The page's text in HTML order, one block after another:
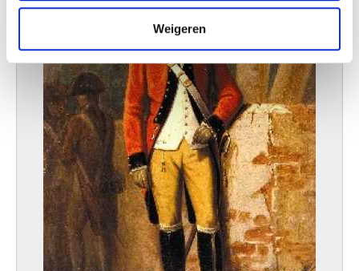
verzameld op basis van uw gebruik van hun services.
Weigeren